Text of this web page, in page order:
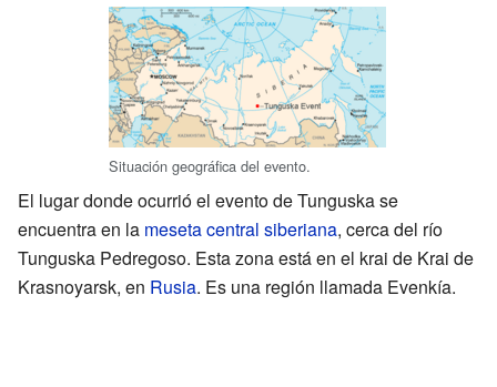
Situación geográfica del evento.
El lugar donde ocurrió el evento de Tunguska se
encuentra en la meseta central siberiana, cerca del río
Tunguska Pedregoso. Esta zona está en el krai de Krai de
Krasnoyarsk, en Rusia. Es una región llamada Evenkía.